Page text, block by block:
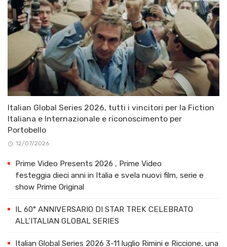
Italian Global Series 2026, tutti i vincitori per la Fiction
Italiana e Internazionale e riconoscimento per
Portobello
12/07/2026
Prime Video Presents 2026 , Prime Video
festeggia dieci anni in Italia e svela nuovi film, serie e
show Prime Original
IL 60° ANNIVERSARIO DI STAR TREK CELEBRATO
ALL’ITALIAN GLOBAL SERIES
Italian Global Series 2026 3-11 luglio Rimini e Riccione, una